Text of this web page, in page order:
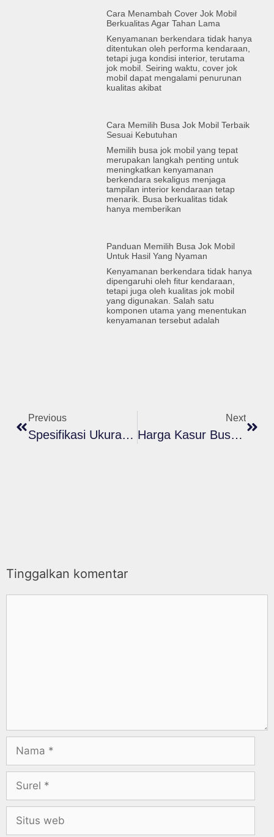
Cara Menambah Cover Jok Mobil
Berkualitas Agar Tahan Lama
Kenyamanan berkendara tidak hanya
ditentukan oleh performa kendaraan,
tetapi juga kondisi interior, terutama
jok mobil. Seiring waktu, cover jok
mobil dapat mengalami penurunan
kualitas akibat
Cara Memilih Busa Jok Mobil Terbaik
Sesuai Kebutuhan
Memilih busa jok mobil yang tepat
merupakan langkah penting untuk
meningkatkan kenyamanan
berkendara sekaligus menjaga
tampilan interior kendaraan tetap
menarik. Busa berkualitas tidak
hanya memberikan
Panduan Memilih Busa Jok Mobil
Untuk Hasil Yang Nyaman
Kenyamanan berkendara tidak hanya
dipengaruhi oleh fitur kendaraan,
tetapi juga oleh kualitas jok mobil
yang digunakan. Salah satu
komponen utama yang menentukan
kenyamanan tersebut adalah
Previous
Spesifikasi Ukuran Busa Lembaran D14
Next
Harga Kasur Busa Extra Bed Ukuran Single Double Untuk Hotel
Tinggalkan komentar